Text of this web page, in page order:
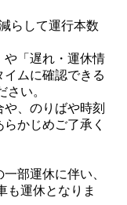
らして運行本数
や「遅れ・運休情
ムに確認できる
さい。
、のりばや時刻
かじめご了承く
部運休に伴い、
も運休となりま